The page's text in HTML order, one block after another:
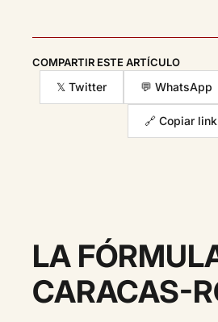
COMPARTIR ESTE ARTÍCULO
𝕏 Twitter 💬 WhatsApp
🔗 Copiar link
LA
CARACAS-